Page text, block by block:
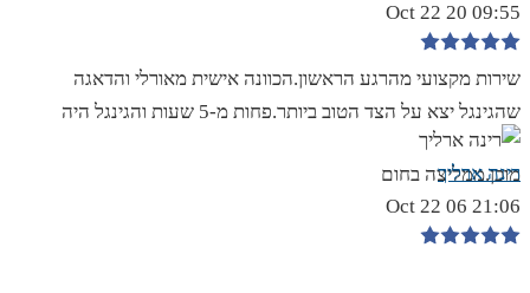
09:55 20 Oct 22
שירות מקצועי מהרגע הראשון.הכוונה אישית מאורלי והדאגה
שהגינגל יצא על הצד הטוב ביותר.פחות מ-5 שעות והגינגל היה
מוכן.ממליצה בחום
רינה ארליך
21:06 06 Oct 22